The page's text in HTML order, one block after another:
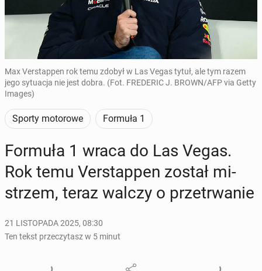
Max Verstappen rok temu zdobył w Las Vegas tytuł, ale tym razem
jego sytuacja nie jest dobra. (Fot. FREDERIC J. BROWN/AFP via Getty
Images)
Sporty motorowe Formuła 1
Formuła 1 wraca do Las Vegas.
Rok temu Ver­stap­pen został mi­
strzem, teraz walczy o prze­trwa­nie
21 LISTOPADA 2025, 08:30
Ten tekst przeczytasz w 5 minut